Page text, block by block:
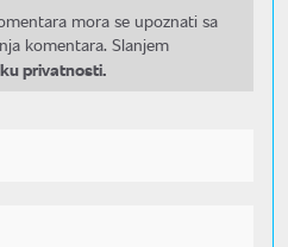
mora se upoznati sa
komentara. Slanjem
privatnosti.